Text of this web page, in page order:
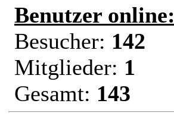
Benutzer online:
Besucher: 142
Mitglieder: 1
Gesamt: 143